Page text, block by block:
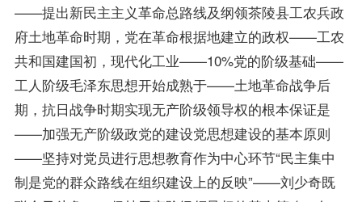
——提出新民主主义革命总路线及纲领茶陵县工农兵政
府土地革命时期，党在革命根据地建立的政权——工农
共和国建国初，现代化工业——10%党的阶级基础——
工人阶级毛泽东思想开始成熟于——土地革命战争后
期，抗日战争时期实现无产阶级领导权的根本保证是
——加强无产阶级政党的建设党思想建设的基本原则
——坚持对党员进行思想教育作为中心环节“民主集中
制是党的群众路线在组织建设上的反映”——刘少奇既